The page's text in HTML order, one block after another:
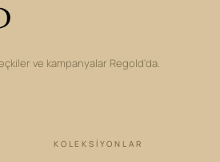
ve kampanyalar Regold'da.
KOLEKSIYONLAR